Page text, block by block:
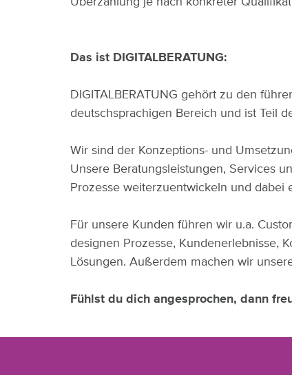
Das ist DIGITALBERATUNG:
DIGITALBERATUNG gehört zu den
deutschsprachigen Bereich und ist Teil
Wir sind der Konzeptions- und
Unsere Beratungsleistungen, Services
Prozesse weiterzuentwickeln und dabei
Für unsere Kunden führen wir u.a.
designen Prozesse, Kundenerlebnisse,
Lösungen. Außerdem machen wir
Fühlst du dich angesprochen, dann